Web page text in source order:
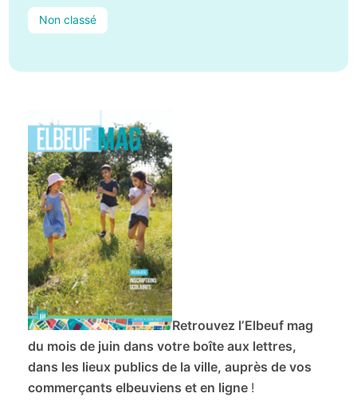
Non classé
Retrouvez l’Elbeuf mag
du mois de juin dans votre boîte aux lettres,
dans les lieux publics de la ville, auprès de vos
commerçants elbeuviens et en ligne !